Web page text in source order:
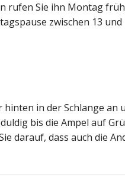
rufen Sie ihn Montag
zwischen 13
in der Schlange an
bis die Ampel auf
darauf, dass auch die